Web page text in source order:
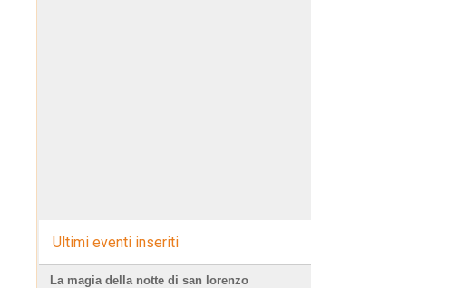
Ultimi eventi inseriti
La magia della notte di san lorenzo